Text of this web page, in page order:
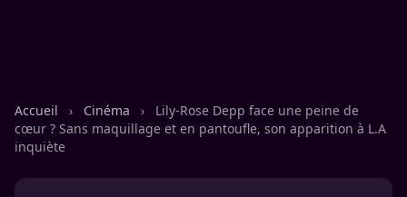
Accueil › Cinéma ›
Lily-Rose Depp face une peine de
cœur ? Sans maquillage et en pantoufle, son apparition à L.A
inquiète